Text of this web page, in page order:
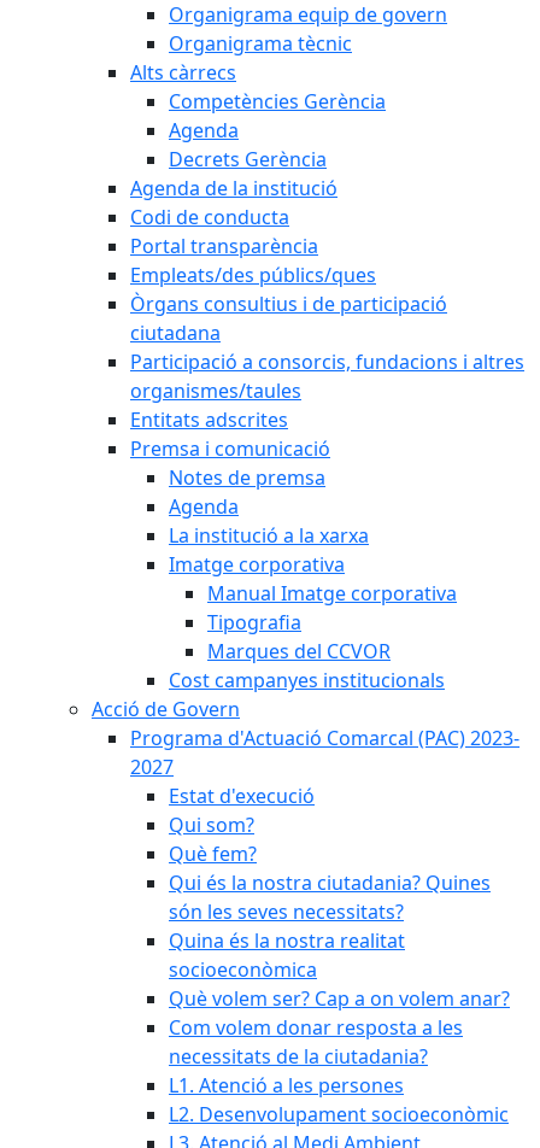
Organigrama equip de govern
Organigrama tècnic
Alts càrrecs
Competències Gerència
Agenda
Decrets Gerència
Agenda de la institució
Codi de conducta
Portal transparència
Empleats/des públics/ques
Òrgans consultius i de participació
ciutadana
Participació a consorcis, fundacions i altres
organismes/taules
Entitats adscrites
Premsa i comunicació
Notes de premsa
Agenda
La institució a la xarxa
Imatge corporativa
Manual Imatge corporativa
Tipografia
Marques del CCVOR
Cost campanyes institucionals
Acció de Govern
Programa d'Actuació Comarcal (PAC) 2023-
2027
Estat d'execució
Qui som?
Què fem?
Qui és la nostra ciutadania? Quines
són les seves necessitats?
Quina és la nostra realitat
socioeconòmica
Què volem ser? Cap a on volem anar?
Com volem donar resposta a les
necessitats de la ciutadania?
L1. Atenció a les persones
L2. Desenvolupament socioeconòmic